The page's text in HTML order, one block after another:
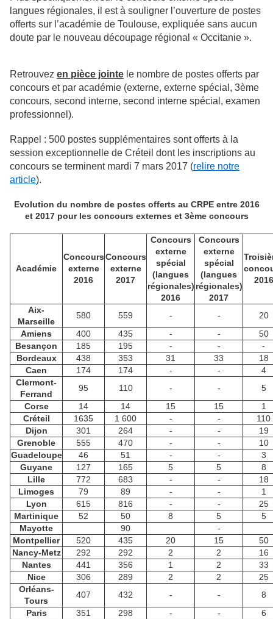
langues régionales, il est à souligner l’ouverture de postes
offerts sur l’académie de Toulouse, expliquée sans aucun
doute par le nouveau découpage régional « Occitanie ».
Retrouvez en pièce jointe le nombre de postes offerts par
concours et par académie (externe, externe spécial, 3ème
concours, second interne, second interne spécial, examen
professionnel).
Rappel : 500 postes supplémentaires sont offerts à la
session exceptionnelle de Créteil dont les inscriptions au
concours se terminent mardi 7 mars 2017 (relire notre
article).
Evolution du nombre de postes offerts au CRPE entre 2016
et 2017 pour les concours externes et 3ème concours
Académie
Concours
externe
2016
Concours
externe
2017
Concours
externe
spécial
(langues
régionales)
2016
Concours
externe
spécial
(langues
régionales)
2017
2016
Aix-
Marseille
580 559 - -
20
Amiens
400 435 - -
50
Besançon
185 195 - -
-
Bordeaux
438 353 31 33
18
Caen
174 174 - -
4
Clermont-
Ferrand
95 110 - -
5
Corse
14 14 15 15
1
Créteil
1635 1 600 - -
110
Dijon
301 264 - -
19
Grenoble
555 470 - -
10
Guadeloupe
46 51 - -
3
Guyane
127 165 5 5
8
Lille
772 683 - -
18
Limoges
79 89 - -
1
Lyon
615 816 - -
25
Martinique
52 50 8 5
5
Mayotte
90
-
Montpellier
520 435 20 15
50
Nancy-Metz
292 292 2 2
16
Nantes
441 356 1 2
33
Nice
306 289 2 2
25
Orléans-
Tours
407 432 - -
8
Paris
351 298 - -
6